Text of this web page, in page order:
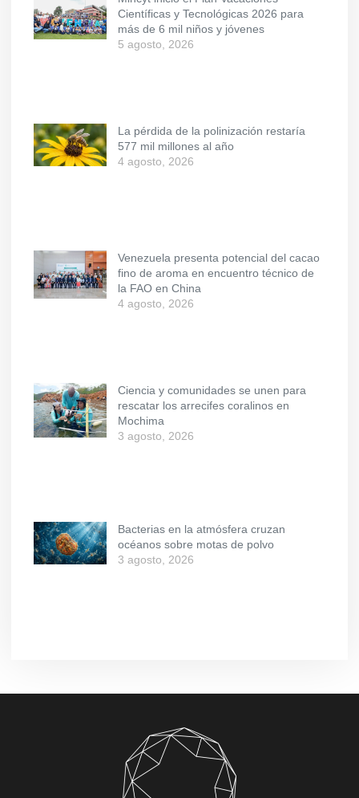
Científicas y Tecnológicas 2026 para
más de 6 mil niños y jóvenes
5 agosto, 2026
La pérdida de la polinización restaría
577 mil millones al año
4 agosto, 2026
Venezuela presenta potencial del cacao
fino de aroma en encuentro técnico de
la FAO en China
4 agosto, 2026
Ciencia y comunidades se unen para
rescatar los arrecifes coralinos en
Mochima
3 agosto, 2026
Bacterias en la atmósfera cruzan
océanos sobre motas de polvo
3 agosto, 2026